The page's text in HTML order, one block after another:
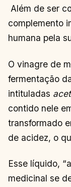
Além de ser
complemento
humana pela
O vinagre de
fermentação
intituladas
contido nele
transformado
de acidez, o
Esse líquido,
medicinal se